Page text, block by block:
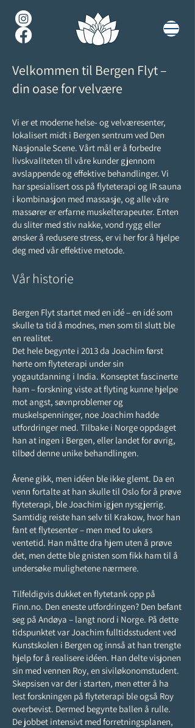
Velkommen til Bergen Flyt –
din oase for velvære
Vi er et moderne helse- og velværesenter,
lokalisert midt i Bergen sentrum ved Den
Nasjonale Scene. Vårt mål er å forbedre
livskvaliteten til våre kunder gjennom
avslappende og effektive behandlinger. Vi
har spesialisert oss på flyteterapi og IR sauna
i kombinasjon med massasje, og alle våre
massører er erfarne muskelterapeuter. Enten
du sliter med stiv nakke, vond rygg eller
ønsker å redusere stress, er vi her for å hjelpe
deg med vår effektive metode.
Vår historie
Bergen Flyt startet med en idé – en idé som
skulle ta tid å modnes, men som til slutt ble
en realitet.
Det hele begynte i 2013 da Joachim først
hørte om flyteterapi under sin
yogautdanning i India. Konseptet fascinerte
ham – forskning viste at flyting kunne hjelpe
mot angst, søvnproblemer og
muskelspenninger, noe Joachim hadde
utfordringer med. Tilbake i Norge oppdaget
han at ingen i Bergen, eller landet for øvrig,
tilbød denne unike behandlingen.
Årene gikk, men idéen ble ikke glemt. Da en
venn fortalte at han skulle til Oslo for å prøve
flyteterapi, ble Joachim igjen nysgjerrig.
Samtidig reiste han selv til Krakow, hvor han
fant et flytesenter – men med to ukers
ventetid. Han måtte dra hjem uten å prøve
det, men dette ble gnisten som fikk ham til å
undersøke mulighetene nærmere.
Tilfeldigvis dukket en flytetank opp på
Finn.no. Den eneste utfordringen? Den befant
seg på Andøya – langt nord i Norge. På dette
tidspunktet var Joachim fulltidsstudent ved
Kunstskolen i Bergen og innså at han trengte
hjelp for å realisere idéen. Han delte visjonen
sin med vennen Roy, en siviløkonomstudent.
Skepsisen var der i starten, men etter å ha
lest forskningen på flyteterapi ble også Roy
overbevist. Dermed begynte ballen å rulle.
De jobbet intensivt med forretningsplanen,